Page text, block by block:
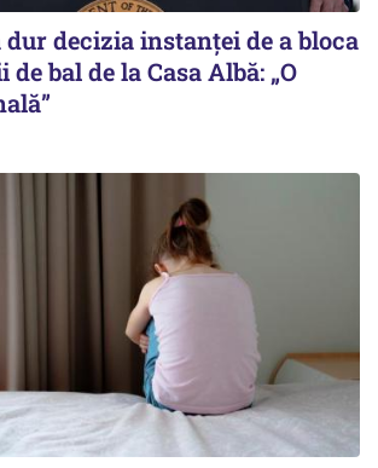
decizia instanţei de a bloca
bal de la Casa Albă: „O